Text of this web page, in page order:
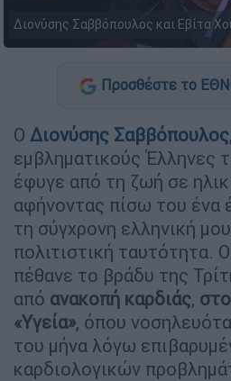
Διονύσης Σαββόπουλος και Εβίτα
Προσθέστε το
Ο Διονύσης Σαββόπουλος
εμβληματικούς Έλληνες
έφυγε από τη ζωή σε
αφήνοντας πίσω του ένα
τη σύγχρονη ελληνική
πολιτιστική ταυτότητα.
πέθανε το βράδυ της
από ανακοπή καρδιάς,
«Υγεία», όπου
του μήνα λόγω
καρδιολογικών